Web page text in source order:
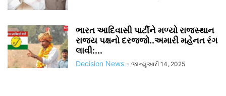
ભારત આદિવાસી પાર્ટીને મળ્યો રાજસ્થાન
રાજ્ય પક્ષનો દરજ્જો..અમારી મહેનત રંગ
લાવી:...
Decision News - જાન્યુઆરી 14, 2025